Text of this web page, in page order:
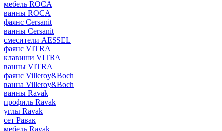
мебель ROCA
ванны ROCA
фаянс Cersanit
ванны Cersanit
смесители AESSEL
фаянс VITRA
клавиши VITRA
ванны VITRA
фаянс Villeroy&Boch
ванна Villeroy&Boch
ванны Ravak
профиль Ravak
углы Ravak
сет Равак
мебель Ravak